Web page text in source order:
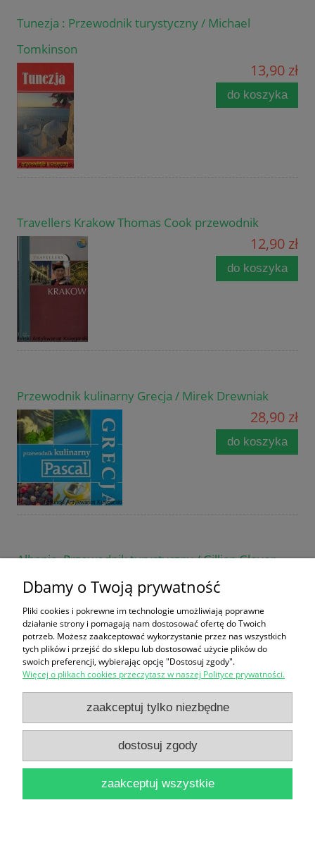
Tunezja : Przewodnik turystyczny / Michael
Tomkinson
13,90 zł
do koszyka
Travellers Krakow Thomas Cook przewodnik
12,90 zł
do koszyka
Przewodnik kulinarny Grecja / Mirek Drewniak
28,90 zł
do koszyka
Albania. Przewodnik turystyczny / Gillian Gloyer
Litwa. Przewodnik turystyczny / Gordon McLachlan
Dbamy o Twoją prywatność
Pliki cookies i pokrewne im technologie umożliwiają poprawne
działanie strony i pomagają nam dostosować ofertę do Twoich
potrzeb. Możesz zaakceptować wykorzystanie przez nas wszystkich
tych plików i przejść do sklepu lub dostosować użycie plików do
swoich preferencji, wybierając opcję "Dostosuj zgody".
Więcej o plikach cookies przeczytasz w naszej Polityce prywatności.
zaakceptuj tylko niezbędne
dostosuj zgody
zaakceptuj wszystkie